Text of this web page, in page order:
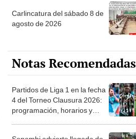
Carlincatura del sábado 8 de
agosto de 2026
Notas Recomendadas
Partidos de Liga 1 en la fecha
4 del Torneo Clausura 2026:
programación, horarios y